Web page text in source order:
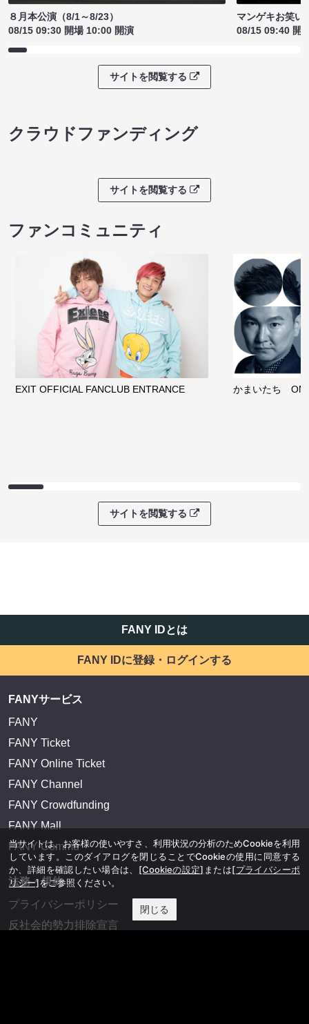
８月本公演（8/1～8/23）
08/15 09:30 開場 10:00 開演
マンゲキお笑い
08/15 09:40 開
サイトを閲覧する
クラウドファンディング
サイトを閲覧する
ファンコミュニティ
EXIT OFFICIAL FANCLUB ENTRANCE かまいたち
サイトを閲覧する
FANY IDとは
FANY IDに登録・ログインする
FANYサービス
FANY
FANY Ticket
FANY Online Ticket
FANY Channel
FANY Crowdfunding
FANY Mall
FANY Commu
法務・規約
プライバシーポリシー
反社会的勢力排除宣言
当サイトは、お客様の使いやすさ、利用状況の分析のためCookieを利用
しています。このダイアログを閉じることでCookieの使用に同意する
か、詳細を確認したい場合は、 [Cookieの設定] または[プライバシーポ
リシー]をご参照ください。
閉じる